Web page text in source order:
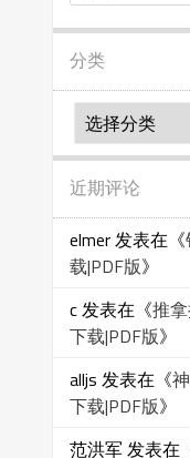
分类
近期评论
elmer发表在《
载|PDF版》
c发表在《推
下载|PDF版》
alljs 发表在《
下载|PDF版》
范洪军发表在